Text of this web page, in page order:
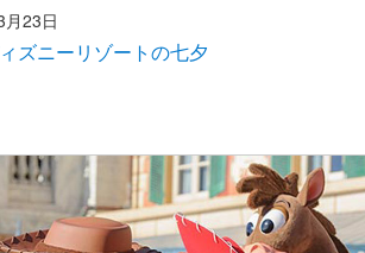
23日
ズニーリゾートの七夕